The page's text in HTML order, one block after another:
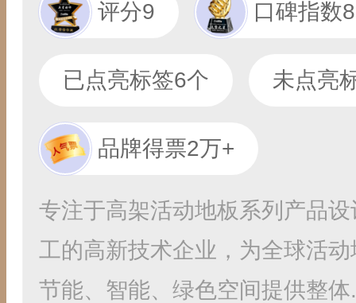
评分9 口碑指数
已点亮标签6个 未点亮
品牌得票2万+
专注于高架活动地板系列产品
工的高新技术企业，为全球活
节能、智能、绿色空间提供整体